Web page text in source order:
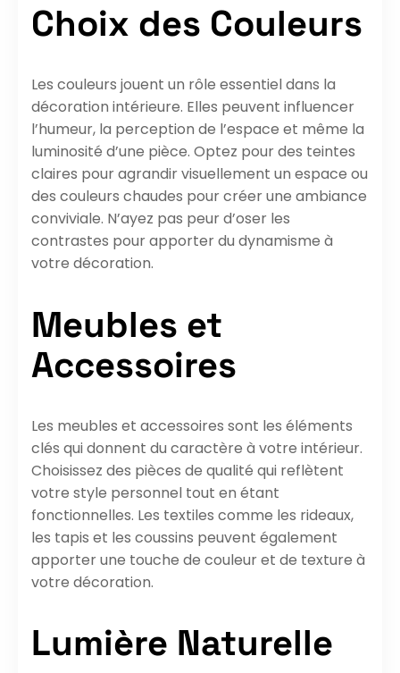
Choix des Couleurs
Les couleurs jouent un rôle essentiel dans la
décoration intérieure. Elles peuvent influencer
l’humeur, la perception de l’espace et même la
luminosité d’une pièce. Optez pour des teintes
claires pour agrandir visuellement un espace ou
des couleurs chaudes pour créer une ambiance
conviviale. N’ayez pas peur d’oser les
contrastes pour apporter du dynamisme à
votre décoration.
Meubles et
Accessoires
Les meubles et accessoires sont les éléments
clés qui donnent du caractère à votre intérieur.
Choisissez des pièces de qualité qui reflètent
votre style personnel tout en étant
fonctionnelles. Les textiles comme les rideaux,
les tapis et les coussins peuvent également
apporter une touche de couleur et de texture à
votre décoration.
Lumière Naturelle